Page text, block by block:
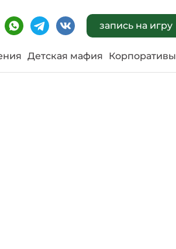
запись на игру
Детская мафия Корпоративы